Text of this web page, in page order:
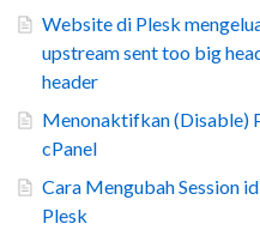
Website di Plesk
upstream sent too big
header
Menonaktifkan (Disable)
cPanel
Cara Mengubah Session
Plesk